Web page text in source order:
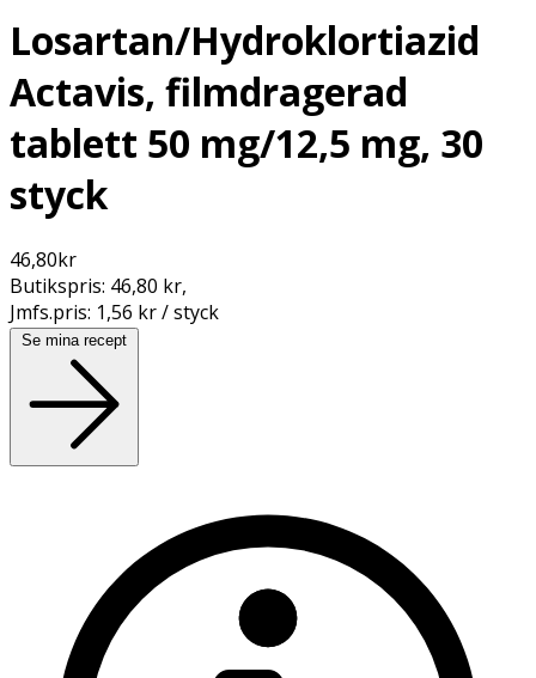
Losartan/Hydroklortiazid
Actavis, filmdragerad
tablett 50 mg/12,5 mg, 30
styck
46,80kr
Butikspris: 46,80 kr,
Jmfs.pris: 1,56 kr / styck
Se mina recept